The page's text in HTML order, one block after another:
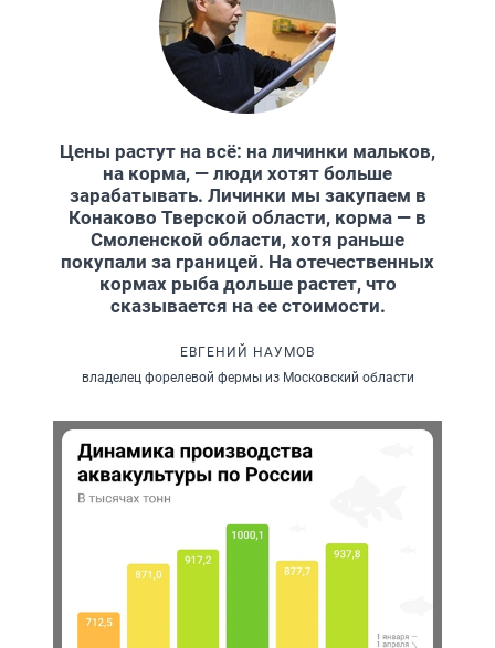
Цены растут на всё: на личинки мальков,
на корма, — люди хотят больше
зарабатывать. Личинки мы закупаем в
Конаково Тверской области, корма — в
Смоленской области, хотя раньше
покупали за границей. На отечественных
кормах рыба дольше растет, что
сказывается на ее стоимости.
ЕВГЕНИЙ НАУМОВ
владелец форелевой фермы из Московский области